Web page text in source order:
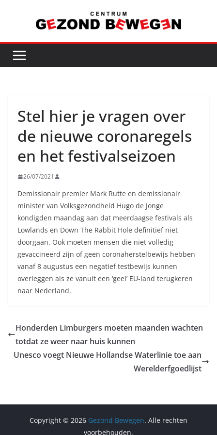
inhoud
Stel hier je vragen over
de nieuwe coronaregels
en het festivalseizoen
26/07/2021
Demissionair premier Mark Rutte en demissionair
minister van Volksgezondheid Hugo de Jonge
kondigden maandag aan dat meerdaagse festivals als
Lowlands en Down The Rabbit Hole definitief niet
doorgaan. Ook moeten mensen die niet volledig
gevaccineerd zijn of geen coronaherstelbewijs hebben
vanaf 8 augustus een negatief testbewijs kunnen
overleggen als ze vanuit een ‘geel’ EU-land terugkeren
naar Nederland.
Honderden Limburgers moeten maanden wachten
totdat ze weer naar huis kunnen
Unesco voegt Nieuwe Hollandse Waterlinie toe aan
Werelderfgoedlijst
Copyright © 2026 Gezond Bewegen. Alle rechten
voorbehouden.